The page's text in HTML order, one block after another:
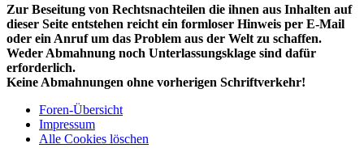
Zur Beseitung von Rechtsnachteilen die ihnen aus Inhalten auf
dieser Seite entstehen reicht ein formloser Hinweis per E-Mail
oder ein Anruf um das Problem aus der Welt zu schaffen.
Weder Abmahnung noch Unterlassungsklage sind dafür
erforderlich.
Keine Abmahnungen ohne vorherigen Schriftverkehr!
Foren-Übersicht
Impressum
Alle Cookies löschen